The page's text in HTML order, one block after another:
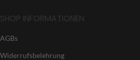
SHOP INFORMATIONEN
AGBs
Widerrufsbelehrung